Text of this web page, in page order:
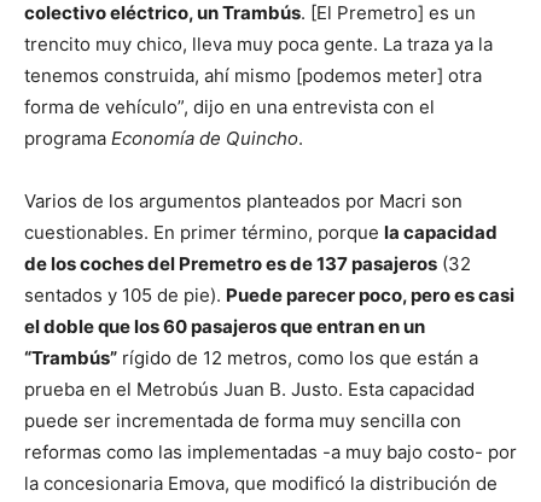
colectivo eléctrico, un Trambús. [El Premetro] es un
trencito muy chico, lleva muy poca gente. La traza ya la
tenemos construida, ahí mismo [podemos meter] otra
forma de vehículo”, dijo en una entrevista con el
programa Economía de Quincho.
Varios de los argumentos planteados por Macri son
cuestionables. En primer término, porque la capacidad
de los coches del Premetro es de 137 pasajeros (32
sentados y 105 de pie). Puede parecer poco, pero es casi
el doble que los 60 pasajeros que entran en un
“Trambús” rígido de 12 metros, como los que están a
prueba en el Metrobús Juan B. Justo. Esta capacidad
puede ser incrementada de forma muy sencilla con
reformas como las implementadas -a muy bajo costo- por
la concesionaria Emova, que modificó la distribución de